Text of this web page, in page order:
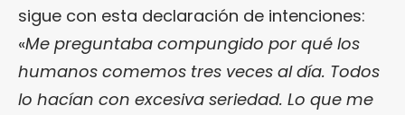
sigue con esta declaración de intenciones:
«Me preguntaba compungido por qué los
humanos comemos tres veces al día. Todos
lo hacían con excesiva seriedad. Lo que me